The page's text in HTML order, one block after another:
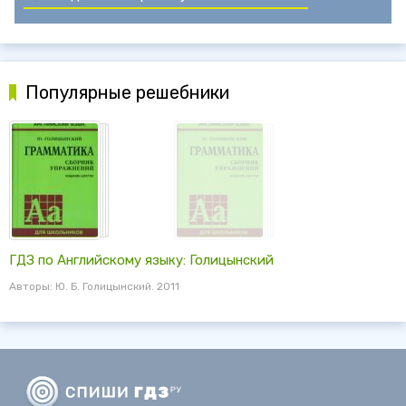
Популярные решебники
ГДЗ по Английскому языку: Голицынский
Авторы: Ю. Б. Голицынский. 2011